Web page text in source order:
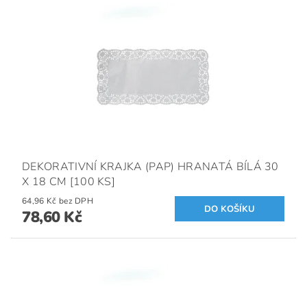
DEKORATIVNÍ KRAJKA (PAP) HRANATÁ BÍLÁ 30
X 18 CM [100 KS]
64,96 Kč bez DPH
78,60 Kč